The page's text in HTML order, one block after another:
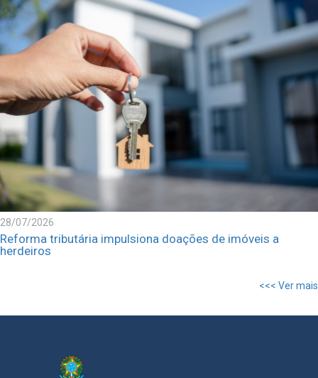
28/07/2026
Reforma tributária impulsiona doações de imóveis a
herdeiros
<<< Ver mais